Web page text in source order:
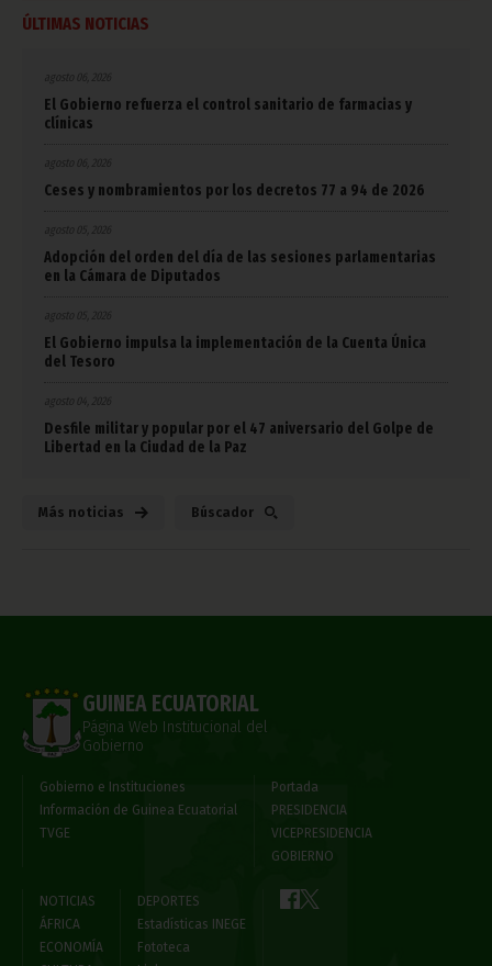
ÚLTIMAS NOTICIAS
agosto 06, 2026
El Gobierno refuerza el control sanitario de farmacias y
clínicas
agosto 06, 2026
Ceses y nombramientos por los decretos 77 a 94 de 2026
agosto 05, 2026
Adopción del orden del día de las sesiones parlamentarias
en la Cámara de Diputados
agosto 05, 2026
El Gobierno impulsa la implementación de la Cuenta Única
del Tesoro
agosto 04, 2026
Desfile militar y popular por el 47 aniversario del Golpe de
Libertad en la Ciudad de la Paz
Más noticias Búscador
GUINEA ECUATORIAL
Página Web Institucional del
Gobierno
Gobierno e Instituciones
Información de Guinea Ecuatorial
TVGE
Portada
PRESIDENCIA
VICEPRESIDENCIA
GOBIERNO
NOTICIAS
ÁFRICA
ECONOMÍA
DEPORTES
Estadísticas INEGE
Fototeca